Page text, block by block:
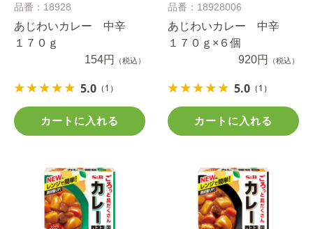
品番：18928
あじわいカレー 中辛
１７０ｇ
154円
（税込）
5.0 （1）
カートに入れる
品番：18928006
あじわいカレー 中辛
１７０ｇ×６個
920円
（税込）
5.0 （1）
カートに入れる